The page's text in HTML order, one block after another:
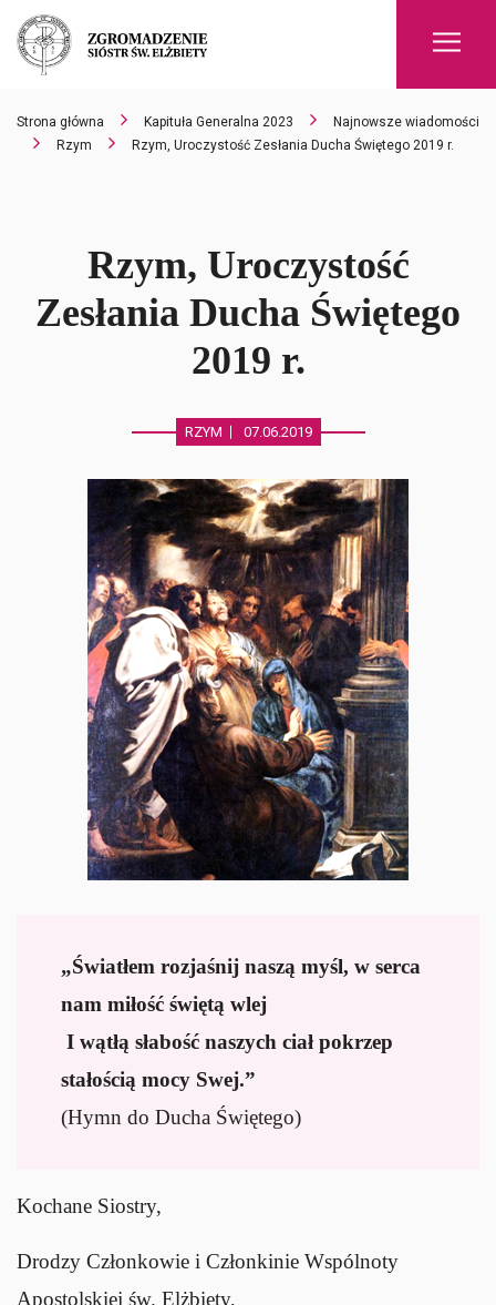
Strona główna Kapituła Generalna 2023
Najnowsze wiadomości
Rzym
Rzym, Uroczystość Zesłania Ducha Świętego 2019 r.
Rzym, Uroczystość
Zesłania Ducha Świętego
2019 r.
RZYM 07.06.2019
„Światłem rozjaśnij naszą myśl, w serca
nam miłość świętą wlej
I wątłą słabość naszych ciał pokrzep
stałością mocy Swej.”
(Hymn do Ducha Świętego)
Kochane Siostry,
Drodzy Członkowie i Członkinie Wspólnoty
Apostolskiej św. Elżbiety,